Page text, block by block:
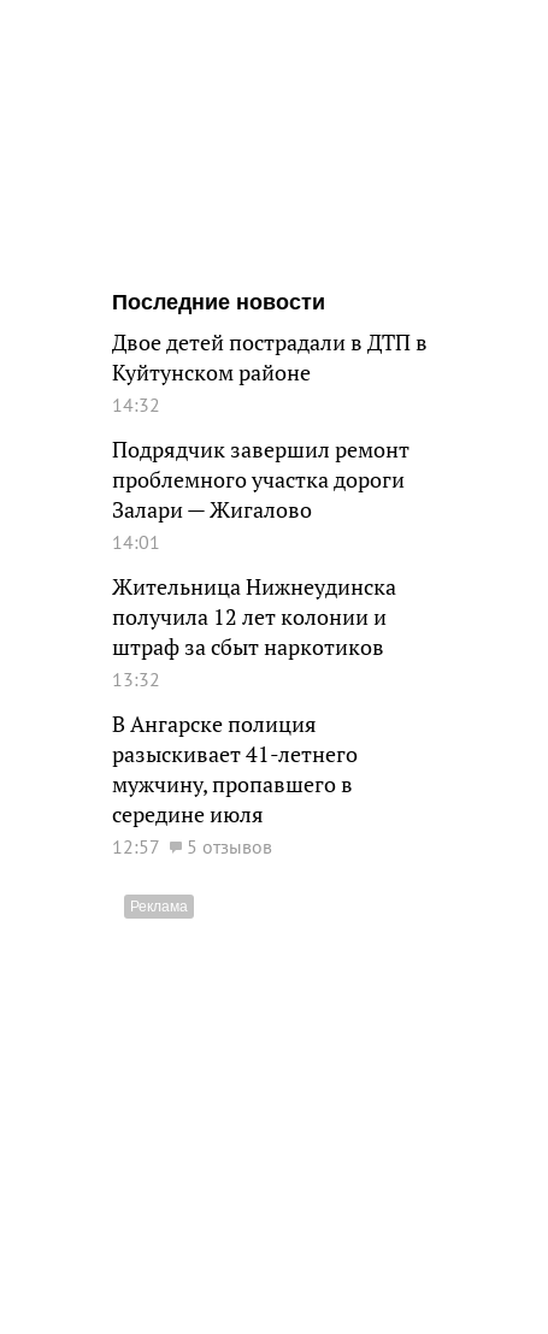
Последние новости
Двое детей пострадали в ДТП в
Куйтунском районе
14:32
Подрядчик завершил ремонт
проблемного участка дороги
Залари — Жигалово
14:01
Жительница Нижнеудинска
получила 12 лет колонии и
штраф за сбыт наркотиков
13:32
В Ангарске полиция
разыскивает 41-летнего
мужчину, пропавшего в
середине июля
12:57 5 отзывов